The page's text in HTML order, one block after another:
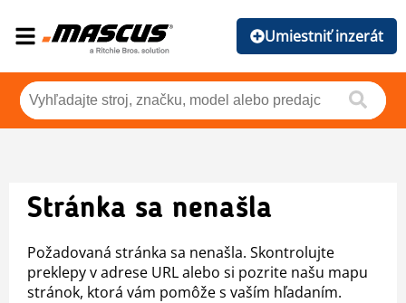
Umiestniť inzerát
Stránka sa nenašla
Požadovaná stránka sa nenašla. Skontrolujte
preklepy v adrese URL alebo si pozrite našu mapu
stránok, ktorá vám pomôže s vaším hľadaním.